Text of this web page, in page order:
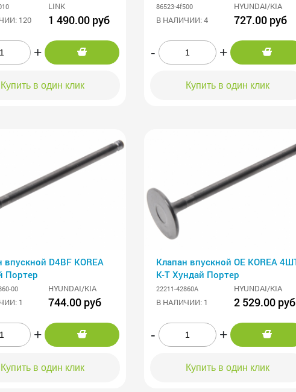
LINK
120
1 490.00 руб
+
Купить в один клик
86523-4f500
HYUNDAI/KIA
В НАЛИЧИИ: 4
727.00 руб
- +
Купить в один клик
впускной D4BF KOREA
Портер
00
HYUNDAI/KIA
1
744.00 руб
+
Купить в один клик
Клапан впускной OE KOREA 4ШТ
К-Т Хундай Портер
22211-42860A
HYUNDAI/KIA
В НАЛИЧИИ: 1
2 529.00 руб
- +
Купить в один клик